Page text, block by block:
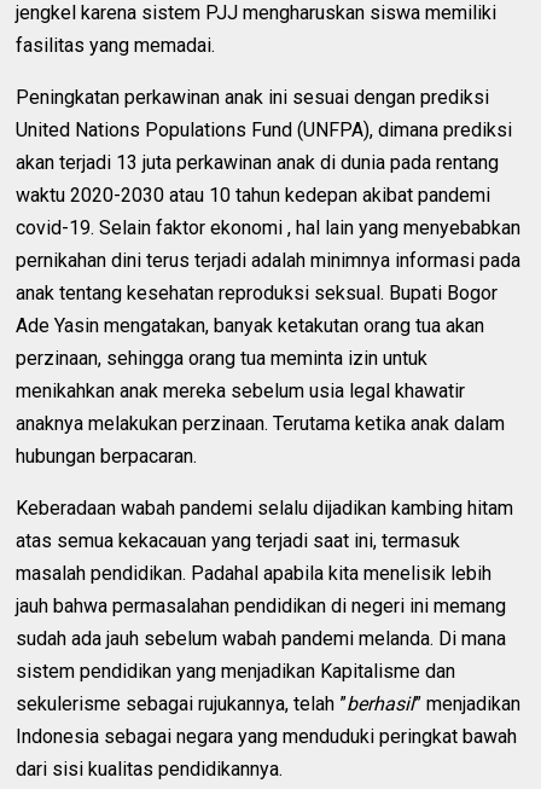
jengkel karena sistem PJJ mengharuskan siswa memiliki
fasilitas yang memadai.
Peningkatan perkawinan anak ini sesuai dengan prediksi
United Nations Populations Fund (UNFPA), dimana prediksi
akan terjadi 13 juta perkawinan anak di dunia pada rentang
waktu 2020-2030 atau 10 tahun kedepan akibat pandemi
covid-19. Selain faktor ekonomi , hal lain yang menyebabkan
pernikahan dini terus terjadi adalah minimnya informasi pada
anak tentang kesehatan reproduksi seksual. Bupati Bogor
Ade Yasin mengatakan, banyak ketakutan orang tua akan
perzinaan, sehingga orang tua meminta izin untuk
menikahkan anak mereka sebelum usia legal khawatir
anaknya melakukan perzinaan. Terutama ketika anak dalam
hubungan berpacaran.
Keberadaan wabah pandemi selalu dijadikan kambing hitam
atas semua kekacauan yang terjadi saat ini, termasuk
masalah pendidikan. Padahal apabila kita menelisik lebih
jauh bahwa permasalahan pendidikan di negeri ini memang
sudah ada jauh sebelum wabah pandemi melanda. Di mana
sistem pendidikan yang menjadikan Kapitalisme dan
sekulerisme sebagai rujukannya, telah ”berhasil” menjadikan
Indonesia sebagai negara yang menduduki peringkat bawah
dari sisi kualitas pendidikannya.